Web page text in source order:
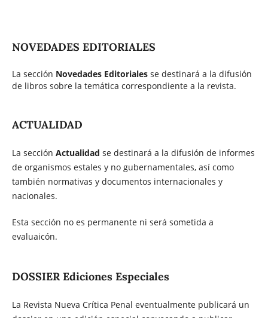
NOVEDADES EDITORIALES
La sección Novedades Editorialesse destinará a la difusión
de libros sobre la temática correspondiente a la revista.
ACTUALIDAD
La sección Actualidad se destinará a la difusión de informes
de organismos estales y no gubernamentales, así como
también normativas y documentos internacionales y
nacionales.
Esta sección no es permanente ni será sometida a
evaluaicón.
DOSSIER Ediciones Especiales
La Revista Nueva Crítica Penal eventualmente publicará un